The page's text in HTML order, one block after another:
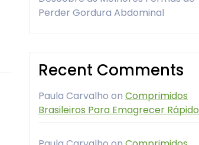
Perder Gordura Abdominal
Recent Comments
Paula Carvalho on Comprimidos
Brasileiros Para Emagrecer Rápido